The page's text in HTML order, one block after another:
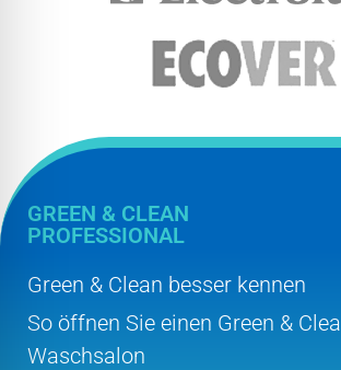
GREEN & CLEAN
PROFESSIONAL
Green & Clean besser kennen
So öffnen Sie einen Green &
Waschsalon